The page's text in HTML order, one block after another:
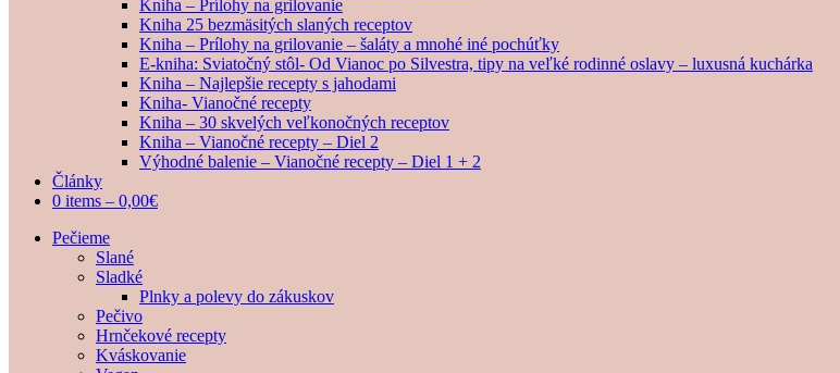
Kniha – Prílohy na grilovanie
Kniha 25 bezmäsitých slaných receptov
Kniha – Prílohy na grilovanie – šaláty a mnohé iné pochúťky
E-kniha: Sviatočný stôl- Od Vianoc po Silvestra, tipy na veľké rodinné oslavy – luxusná kuchárka
Kniha – Najlepšie recepty s jahodami
Kniha- Vianočné recepty
Kniha – 30 skvelých veľkonočných receptov
Kniha – Vianočné recepty – Diel 2
Výhodné balenie – Vianočné recepty – Diel 1 + 2
Články
0 items – 0,00€
Pečieme
Slané
Sladké
Plnky a polevy do zákuskov
Pečivo
Hrnčekové recepty
Kváskovanie